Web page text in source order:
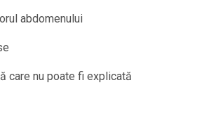
abdomenului
care nu poate fi explicată